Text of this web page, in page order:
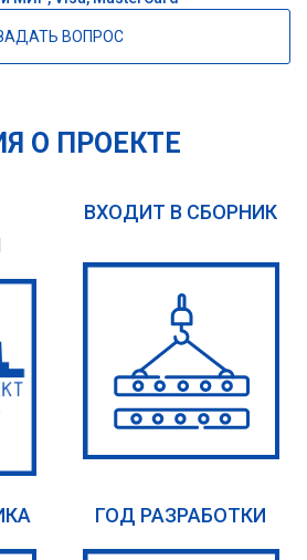
ВОПРОС
О ПРОЕКТЕ
ВХОДИТ В СБОРНИК
ГОД РАЗРАБОТКИ